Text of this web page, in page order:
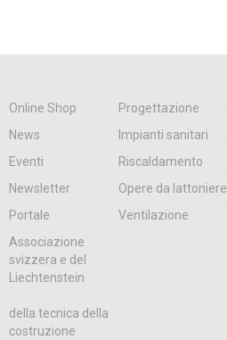
Online Shop
Progettazione
News
Impianti sanitari
Eventi
Riscaldamento
Newsletter
Opere da lattoniere
Portale
Ventilazione
Associazione
svizzera e del
Liechtenstein
della tecnica della
costruzione